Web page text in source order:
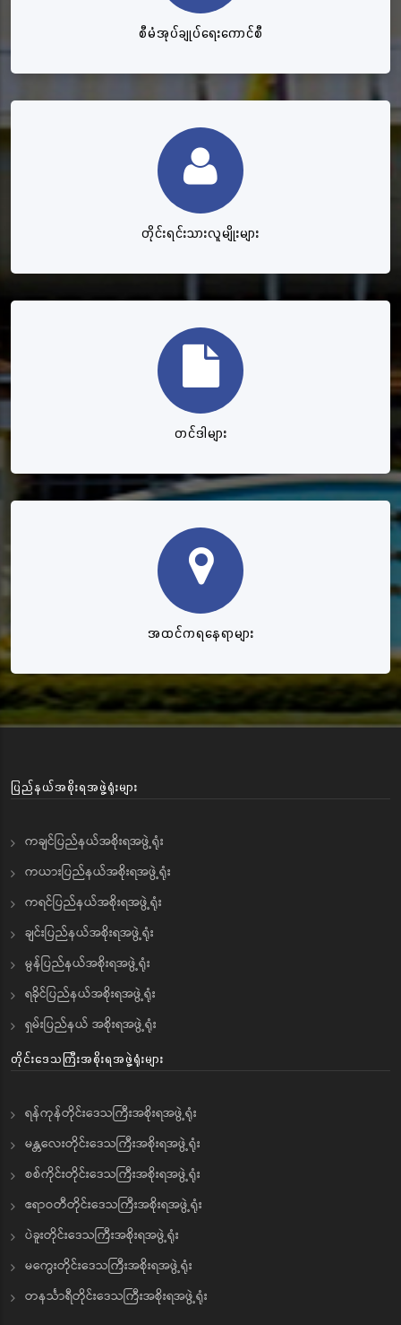
စီမံအုပ်ချုပ်ရေးကောင်စီ
တိုင်းရင်းသားလူမျိုးများ
တင်ဒါများ
အထင်ကရနေရာများ
ပြည်နယ်အစိုးရအဖွဲ့ရုံးများ
ကချင်ပြည်နယ်အစိုးရအဖွဲ့ရုံး
ကယားပြည်နယ်အစိုးရအဖွဲ့ရုံး
ကရင်ပြည်နယ်အစိုးရအဖွဲ့ရုံး
ချင်းပြည်နယ်အစိုးရအဖွဲ့ရုံး
မွန်ပြည်နယ်အစိုးရအဖွဲ့ရုံး
ရခိုင်ပြည်နယ်အစိုးရအဖွဲ့ရုံး
ရှမ်းပြည်နယ် အစိုးရအဖွဲ့ရုံး
တိုင်းဒေသကြီးအစိုးရအဖွဲ့ရုံးများ
ရန်ကုန်တိုင်းဒေသကြီးအစိုးရအဖွဲ့ရုံး
မန္တလေးတိုင်းဒေသကြီးအစိုးရအဖွဲ့ရုံး
စစ်ကိုင်းတိုင်းဒေသကြီးအစိုးရအဖွဲ့ရုံး
ဧရာဝတီတိုင်းဒေသကြီးအစိုးရအဖွဲ့ရုံး
ပဲခူးတိုင်းဒေသကြီးအစိုးရအဖွဲ့ရုံး
မကွေးတိုင်းဒေသကြီးအစိုးရအဖွဲ့ရုံး
တနင်္သာရီတိုင်းဒေသကြီးအစိုးရအဖွဲ့ရုံး